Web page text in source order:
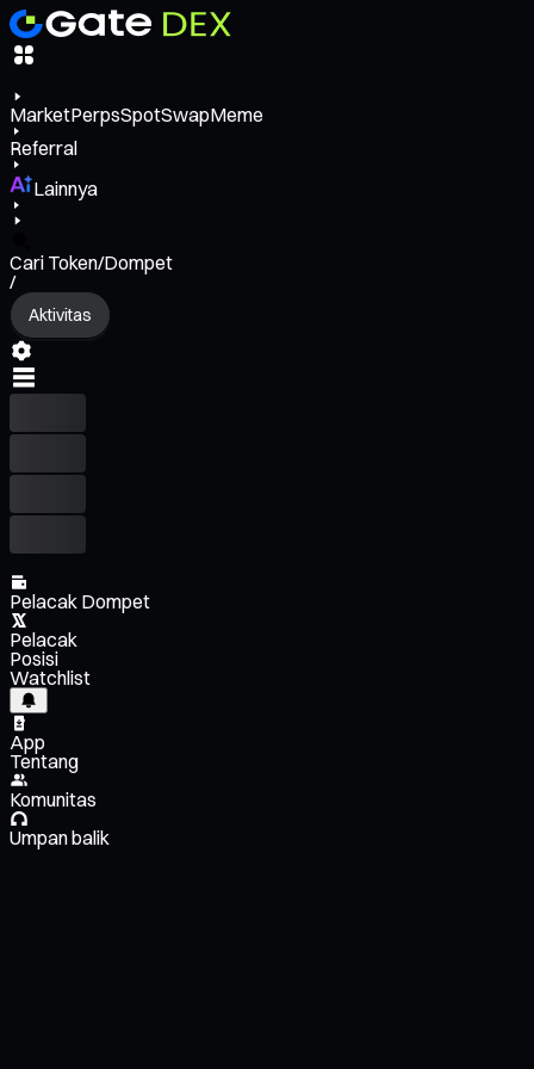
MarketPerpsSpotSwapMeme
Referral
Lainnya
Cari Token/Dompet
/
Aktivitas
Pelacak Dompet
Pelacak
Posisi
Watchlist
App
Tentang
Komunitas
Umpan balik